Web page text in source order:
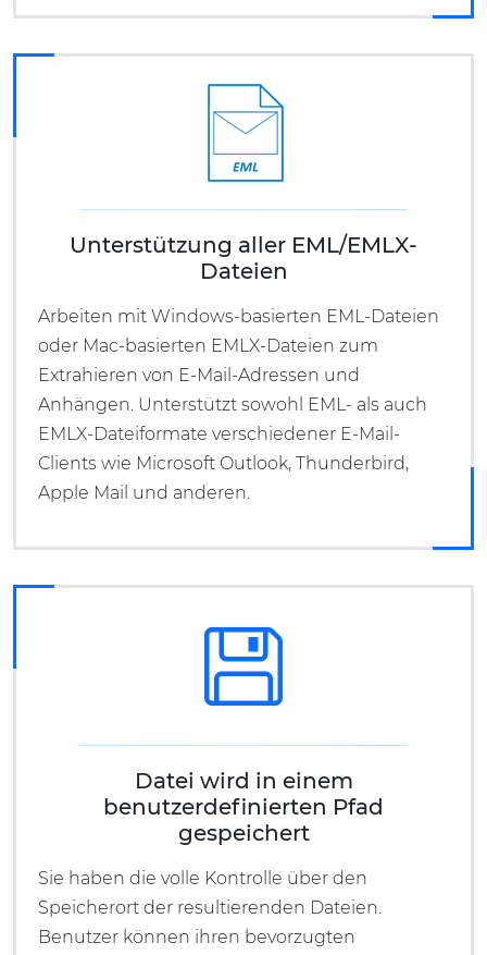
Unterstützung aller EML/EMLX-
Dateien
Arbeiten mit Windows-basierten EML-Dateien
oder Mac-basierten EMLX-Dateien zum
Extrahieren von E-Mail-Adressen und
Anhängen. Unterstützt sowohl EML- als auch
EMLX-Dateiformate verschiedener E-Mail-
Clients wie Microsoft Outlook, Thunderbird,
Apple Mail und anderen.
Datei wird in einem
benutzerdefinierten Pfad
gespeichert
Sie haben die volle Kontrolle über den
Speicherort der resultierenden Dateien.
Benutzer können ihren bevorzugten